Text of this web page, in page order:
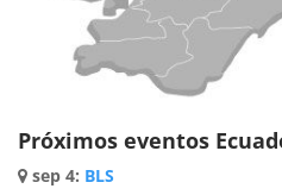
Próximos eventos
sep 4: BLS